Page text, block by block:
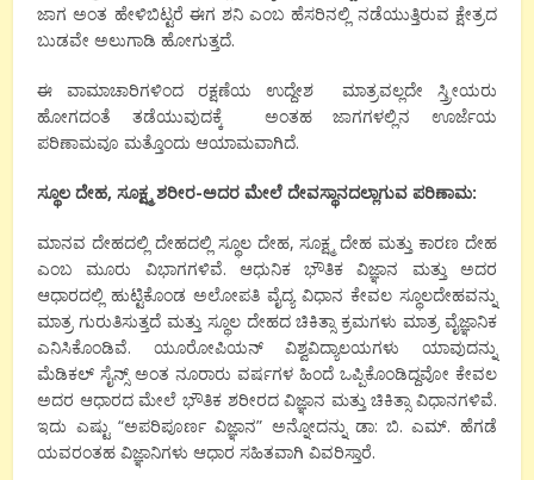
ಜಾಗ ಅಂತ ಹೇಳಿಬಿಟ್ಟರೆ ಈಗ ಶನಿ ಎಂಬ ಹೆಸರಿನಲ್ಲಿ ನಡೆಯುತ್ತಿರುವ ಕ್ಷೇತ್ರದ
ಬುಡವೇ ಅಲುಗಾಡಿ ಹೋಗುತ್ತದೆ.
ಈ ವಾಮಾಚಾರಿಗಳಿಂದ ರಕ್ಷಣೆಯ ಉದ್ದೇಶ ಮಾತ್ರವಲ್ಲದೇ ಸ್ತ್ರೀಯರು
ಹೋಗದಂತೆ ತಡೆಯುವುದಕ್ಕೆ ಅಂತಹ ಜಾಗಗಳಲ್ಲಿನ ಊರ್ಜೆಯ
ಪರಿಣಾಮವೂ ಮತ್ತೊಂದು ಆಯಾಮವಾಗಿದೆ.
ಸ್ಥೂಲ ದೇಹ, ಸೂಕ್ಷ್ಮ ಶರೀರ-ಅದರ ಮೇಲೆ ದೇವಸ್ಥಾನದಲ್ಲಾಗುವ ಪರಿಣಾಮ:
ಮಾನವ ದೇಹದಲ್ಲಿ ದೇಹದಲ್ಲಿ ಸ್ಥೂಲ ದೇಹ, ಸೂಕ್ಷ್ಮ ದೇಹ ಮತ್ತು ಕಾರಣ ದೇಹ
ಎಂಬ ಮೂರು ವಿಭಾಗಗಳಿವೆ. ಆಧುನಿಕ ಭೌತಿಕ ವಿಜ್ಞಾನ ಮತ್ತು ಅದರ
ಆಧಾರದಲ್ಲಿ ಹುಟ್ಟಿಕೊಂಡ ಅಲೋಪತಿ ವೈದ್ಯ ವಿಧಾನ ಕೇವಲ ಸ್ಥೂಲದೇಹವನ್ನು
ಮಾತ್ರ ಗುರುತಿಸುತ್ತದೆ ಮತ್ತು ಸ್ಥೂಲ ದೇಹದ ಚಿಕಿತ್ಸಾ ಕ್ರಮಗಳು ಮಾತ್ರ ವೈಜ್ಞಾನಿಕ
ಎನಿಸಿಕೊಂಡಿವೆ. ಯೂರೋಪಿಯನ್ ವಿಶ್ವವಿದ್ಯಾಲಯಗಳು ಯಾವುದನ್ನು
ಮೆಡಿಕಲ್ ಸೈನ್ಸ್ ಅಂತ ನೂರಾರು ವರ್ಷಗಳ ಹಿಂದೆ ಒಪ್ಪಿಕೊಂಡಿದ್ದವೋ ಕೇವಲ
ಅದರ ಆಧಾರದ ಮೇಲೆ ಭೌತಿಕ ಶರೀರದ ವಿಜ್ಞಾನ ಮತ್ತು ಚಿಕಿತ್ಸಾ ವಿಧಾನಗಳಿವೆ.
ಇದು ಎಷ್ಟು “ಅಪರಿಪೂರ್ಣ ವಿಜ್ಞಾನ” ಅನ್ನೋದನ್ನು ಡಾ: ಬಿ. ಎಮ್. ಹೆಗಡೆ
ಯವರಂತಹ ವಿಜ್ಞಾನಿಗಳು ಆಧಾರ ಸಹಿತವಾಗಿ ವಿವರಿಸ್ತಾರೆ.